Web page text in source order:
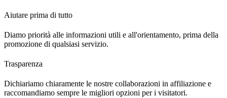
Aiutare prima di tutto
Diamo priorità alle informazioni utili e all'orientamento, prima della
promozione di qualsiasi servizio.
Trasparenza
Dichiariamo chiaramente le nostre collaborazioni in affiliazione e
raccomandiamo sempre le migliori opzioni per i visitatori.